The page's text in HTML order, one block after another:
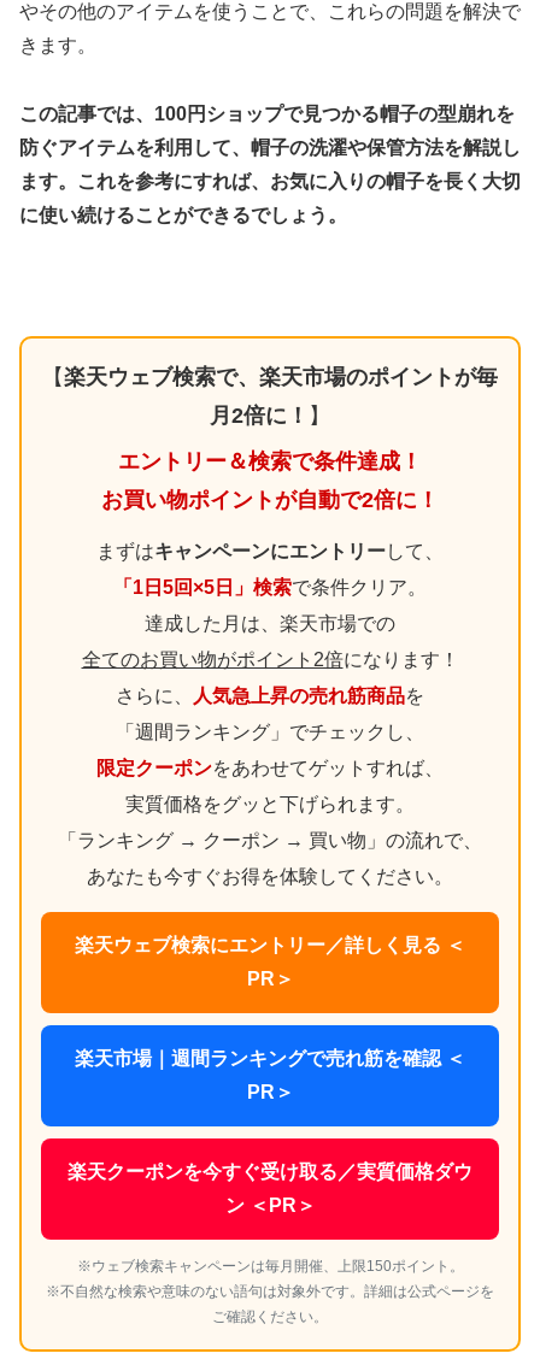
やその他のアイテムを使うことで、これらの問題を解決で
きます。
この記事では、100円ショップで見つかる帽子の型崩れを
防ぐアイテムを利用して、帽子の洗濯や保管方法を解説し
ます。これを参考にすれば、お気に入りの帽子を長く大切
に使い続けることができるでしょう。
【楽天ウェブ検索で、楽天市場のポイントが毎
月2倍に！ 】
エントリー＆検索で条件達成！
お買い物ポイントが自動で2倍に！
まずはキャンペーンにエントリーして、
「1日5回×5日」検索で条件クリア。
達成した月は、楽天市場での
全てのお買い物がポイント2倍になります！
さらに、
人気急上昇の売れ筋商品を
「週間ランキング」でチェックし、
限定クーポンをあわせてゲットすれば、
実質価格をグッと下げられます。
「ランキング → クーポン → 買い物」の流れで、
あなたも今すぐお得を体験してください。
楽天ウェブ検索にエントリー／詳しく見る ＜
PR＞
楽天市場｜週間ランキングで売れ筋を確認 ＜
PR＞
楽天クーポンを今すぐ受け取る／実質価格ダウ
ン ＜PR＞
※ウェブ検索キャンペーンは毎月開催、上限150ポイント。
※不自然な検索や意味のない語句は対象外です。詳細は公式ページを
ご確認ください。